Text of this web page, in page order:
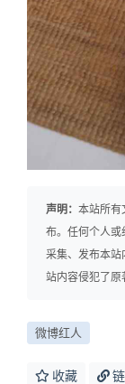
声明： 本站所有
布。任何个人或
采集、发布本站
站内容侵犯了原
微博红人
收藏